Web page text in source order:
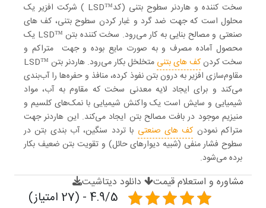
سخت کننده و هاردنر سطوح بتنی (کد™LSD ) شرکت افزیر یک
محلول است که جهت ضد گرد و غبار کردن سطوح بتنی، کف های
صنعتی و مصالح بنایی به کار می‌رود. سخت کننده بتن ™LSD یک
محصول آماده مصرف و به صورت مایع بوده و جهت متراکم و
سخت کردنکف ‌های بتنی
متخلخل بکار می‌رود. هاردنر بتن ™LSD
مقاوم‌سازی افزیر به درون بتن نفوذ کرده، منافذ و حفره‌ها را آب‌بندی
می‌کند و برای ایجاد لایه معدنی سخت که مقاوم به آب، مواد
شیمیایی و سایش است یک واکنش شیمیایی با نمک‌های کلسیم و
منیزیم موجود در بافت مصالح بتن ایجاد می‌کند. این هاردنر جهت
متراکم نمودن کف های صنعتی با تردد سنگین، آب بندی بتن در
سطوح فشار منفی (شبیه دیوارهای حائل) و تقویت بتن ضعیف بکار
برده می‌شود.
مشاوره و استعلام قیمت دانلود دیتاشیت
4.9/5 - (27 امتیاز)